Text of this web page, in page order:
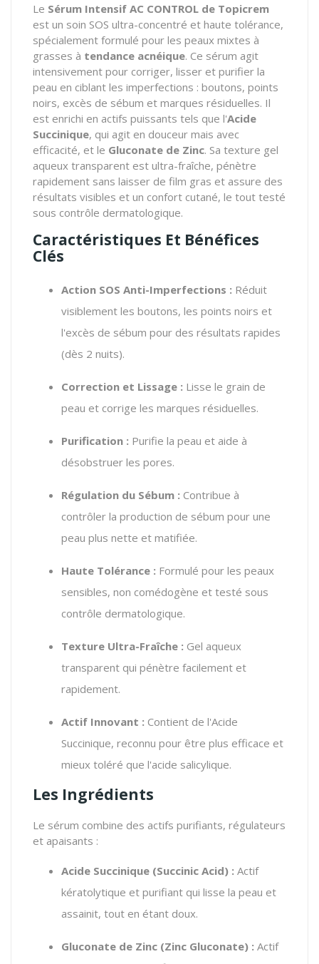
Le Sérum Intensif AC CONTROL de Topicrem
est un soin SOS ultra-concentré et haute tolérance,
spécialement formulé pour les peaux mixtes à
grasses à tendance acnéique. Ce sérum agit
intensivement pour corriger, lisser et purifier la
peau en ciblant les imperfections : boutons, points
noirs, excès de sébum et marques résiduelles. Il
est enrichi en actifs puissants tels que l'Acide
Succinique, qui agit en douceur mais avec
efficacité, et le Gluconate de Zinc. Sa texture gel
aqueux transparent est ultra-fraîche, pénètre
rapidement sans laisser de film gras et assure des
résultats visibles et un confort cutané, le tout testé
sous contrôle dermatologique.
Caractéristiques Et Bénéfices
Clés
Action SOS Anti-Imperfections : Réduit
visiblement les boutons, les points noirs et
l'excès de sébum pour des résultats rapides
(dès 2 nuits).
Correction et Lissage : Lisse le grain de
peau et corrige les marques résiduelles.
Purification : Purifie la peau et aide à
désobstruer les pores.
Régulation du Sébum : Contribue à
contrôler la production de sébum pour une
peau plus nette et matifiée.
Haute Tolérance : Formulé pour les peaux
sensibles, non comédogène et testé sous
contrôle dermatologique.
Texture Ultra-Fraîche : Gel aqueux
transparent qui pénètre facilement et
rapidement.
Actif Innovant : Contient de l'Acide
Succinique, reconnu pour être plus efficace et
mieux toléré que l'acide salicylique.
Les Ingrédients
Le sérum combine des actifs purifiants, régulateurs
et apaisants :
Acide Succinique (Succinic Acid) : Actif
kératolytique et purifiant qui lisse la peau et
assainit, tout en étant doux.
Gluconate de Zinc (Zinc Gluconate) : Actif